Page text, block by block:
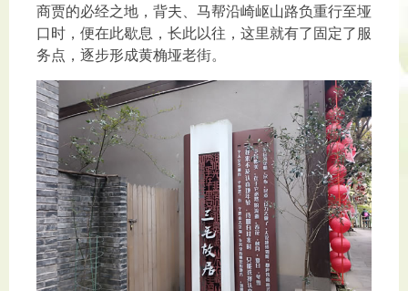
商贾的必经之地，背夫、马帮沿崎岖山路负重行至垭
口时，便在此歇息，长此以往，这里就有了固定了服
务点，逐步形成黄桷垭老街。